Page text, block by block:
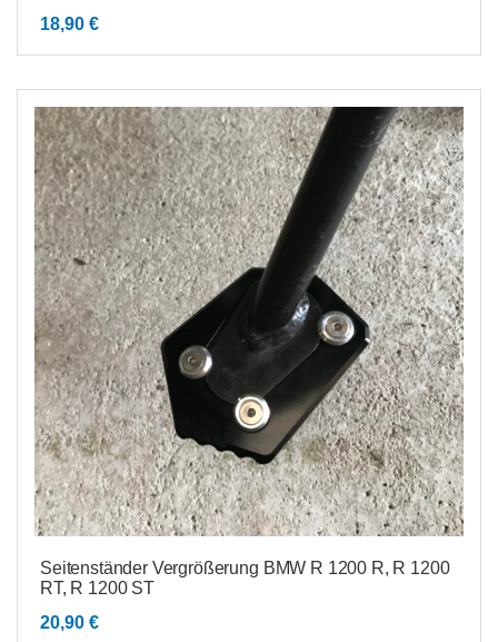
18,90 €
Seitenständer Vergrößerung BMW R 1200 R, R 1200
RT, R 1200 ST
20,90 €